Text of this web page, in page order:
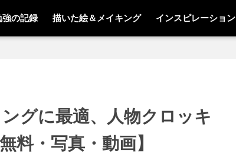
強の記録 描いた絵＆メイキング インスピレーション
グに最適、人物クロッキ
料・写真・動画】